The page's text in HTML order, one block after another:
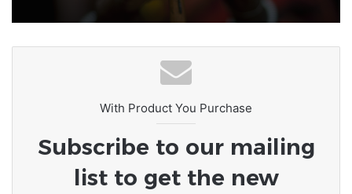
With Product You Purchase
Subscribe to our mailing
list to get the new